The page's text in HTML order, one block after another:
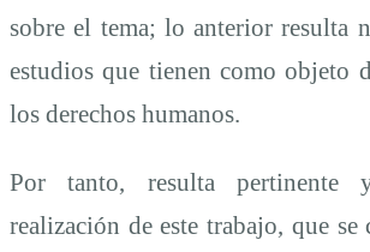
sobre el tema; lo anterior resulta
estudios que tienen como objeto
los derechos humanos.
Por tanto, resulta pertinente
realización de este trabajo, que